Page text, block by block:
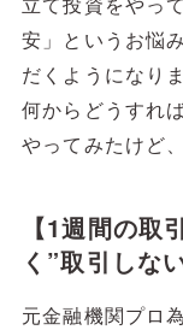
安」というお悩
だくようになり
何からどうすれ
やってみたけど
【1週間の取
く”取引しな
元金融機関プロ